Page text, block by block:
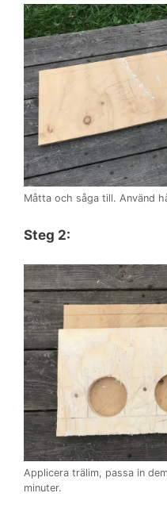
Måtta och såga till. Använd
Steg 2:
Applicera trälim, passa in
minuter.